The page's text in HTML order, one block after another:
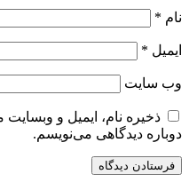
نام *
ایمیل *
وب‌ سایت
ذخیره نام، ایمیل و
دوباره دیدگاهی می‌نویسم.